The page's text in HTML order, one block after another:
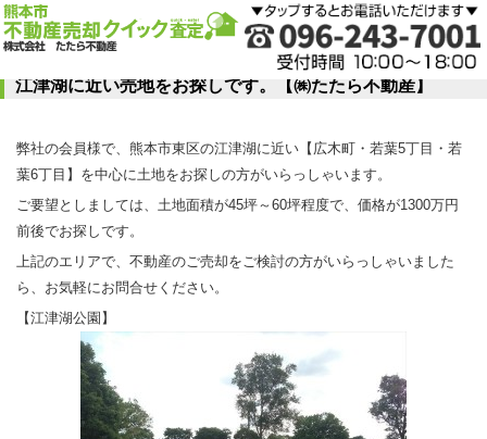
江津湖に近い売地をお探しです。【㈱たたら不動産】
弊社の会員様で、熊本市東区の江津湖に近い【広木町・若葉5丁目・若
葉6丁目】を中心に土地をお探しの方がいらっしゃいます。
ご要望としましては、土地面積が45坪～60坪程度で、価格が1300万円
前後でお探しです。
上記のエリアで、不動産のご売却をご検討の方がいらっしゃいました
ら、お気軽にお問合せください。
【江津湖公園】